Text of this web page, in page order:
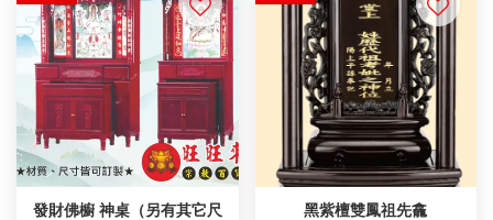
發財佛櫥 神桌（另有其它尺
黑紫檀雙鳳祖先龕